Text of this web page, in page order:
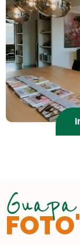
Guapa